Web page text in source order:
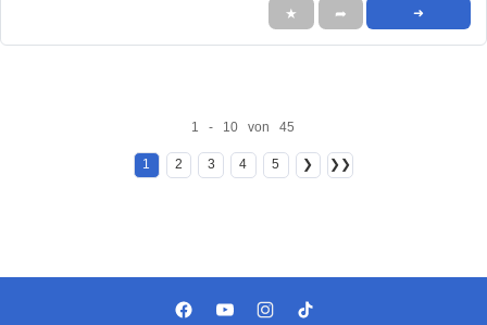
★ ➦ ➜
1 - 10 von 45
1 2 3 4 5 ❯ ❯❯